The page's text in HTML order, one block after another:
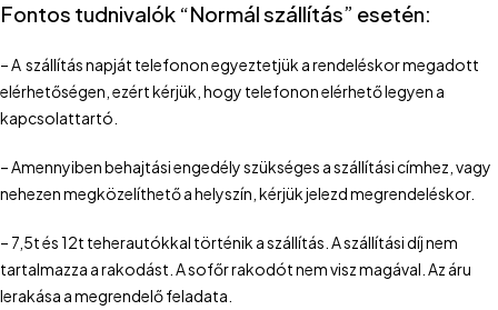
Fontos tudnivalók “Normál szállítás” esetén:
– A szállítás napját telefonon egyeztetjük a rendeléskor megadott
elérhetőségen, ezért kérjük, hogy telefonon elérhető legyen a
kapcsolattartó.
– Amennyiben behajtási engedély szükséges a szállítási címhez, vagy
nehezen megközelíthető a helyszín, kérjük jelezd megrendeléskor.
– 7,5t és 12t teherautókkal történik a szállítás. A szállítási díj nem
tartalmazza a rakodást. A sofőr rakodót nem visz magával. Az áru
lerakása a megrendelő feladata.